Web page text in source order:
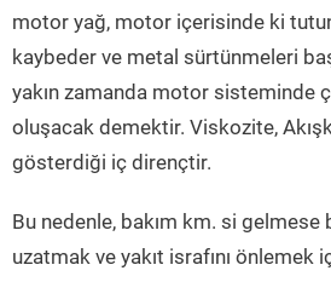
motor yağ, motor içerisinde ki
kaybeder ve metal sürtünmeleri
yakın zamanda motor sisteminde
oluşacak demektir. Viskozite,
gösterdiği iç dirençtir.
Bu nedenle, bakım km. si
uzatmak ve yakıt israfını önlemek